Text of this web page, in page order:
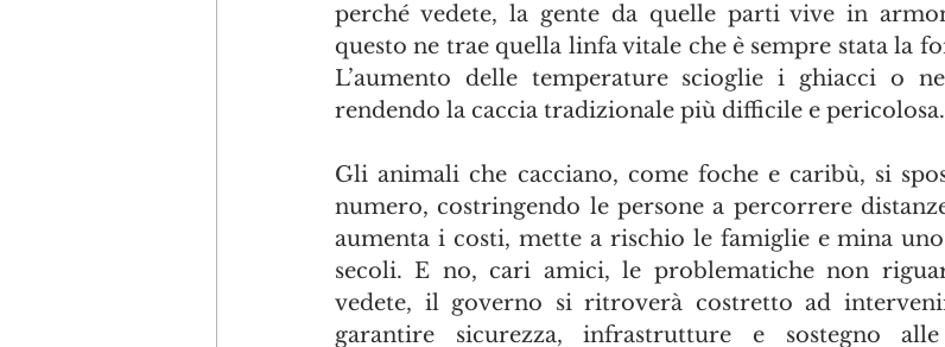
perché vedete, la gente da quelle parti vive in
questo ne trae quella linfa vitale che è sempre stata la
L’aumento delle temperature scioglie i ghiacci o
rendendo la caccia tradizionale più difficile e pericolosa.
Gli animali che cacciano, come foche e caribù, si
numero, costringendo le persone a percorrere
aumenta i costi, mette a rischio le famiglie e mina
secoli. E no, cari amici, le problematiche non
vedete, il governo si ritroverà costretto ad
garantire sicurezza, infrastrutture e sostegno